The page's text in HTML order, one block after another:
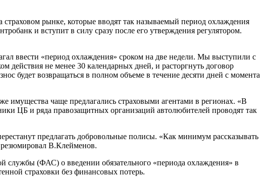
рынке, которые вводят так называемый период охлаждения
и вступит в силу сразу после его утверждения регулятором.
ввести «период охлаждения» сроком на две недели. Мы выступили с
действия не менее 30 календарных дней, и расторгнуть договор
будет возвращаться в полном объеме в течение десяти дней с момента
имущества чаще предлагались страховыми агентами в регионах. «В
ЦБ и ряда правозащитных организаций автолюбителей проводят так
предлагать добровольные полисы. «Как минимум рассказывать
резюмировал В.Клейменов.
(ФАС) о введении обязательного «периода охлаждения» в
страховки без финансовых потерь.